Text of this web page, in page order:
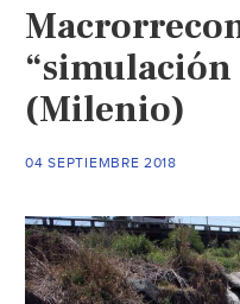
(Milenio)
04 SEPTIEMBRE 2018